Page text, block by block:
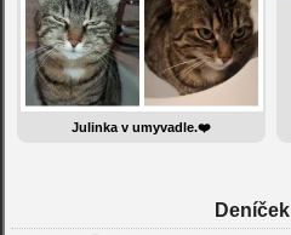
Julinka v umyvadle.❤️
Deníček